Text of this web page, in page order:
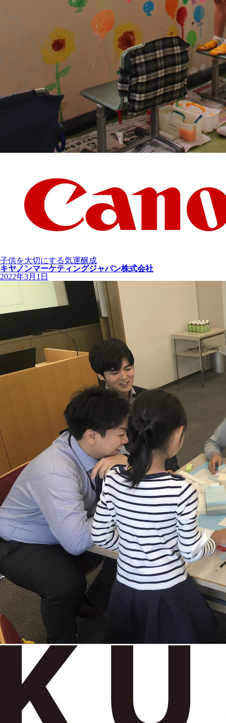
子供を大切にする気運醸成
キヤノンマーケティングジャパン株式会社
2022年3月1日